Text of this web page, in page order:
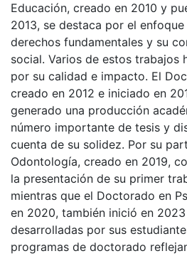
Educación, creado en 2010 y
2013, se destaca por el
derechos fundamentales y su
social. Varios de estos trabajos
por su calidad e impacto. El
creado en 2012 e iniciado en
generado una producción
número importante de tesis y
cuenta de su solidez. Por su
Odontología, creado en 2019,
la presentación de su primer
mientras que el Doctorado en
en 2020, también inició en
desarrolladas por sus
programas de doctorado